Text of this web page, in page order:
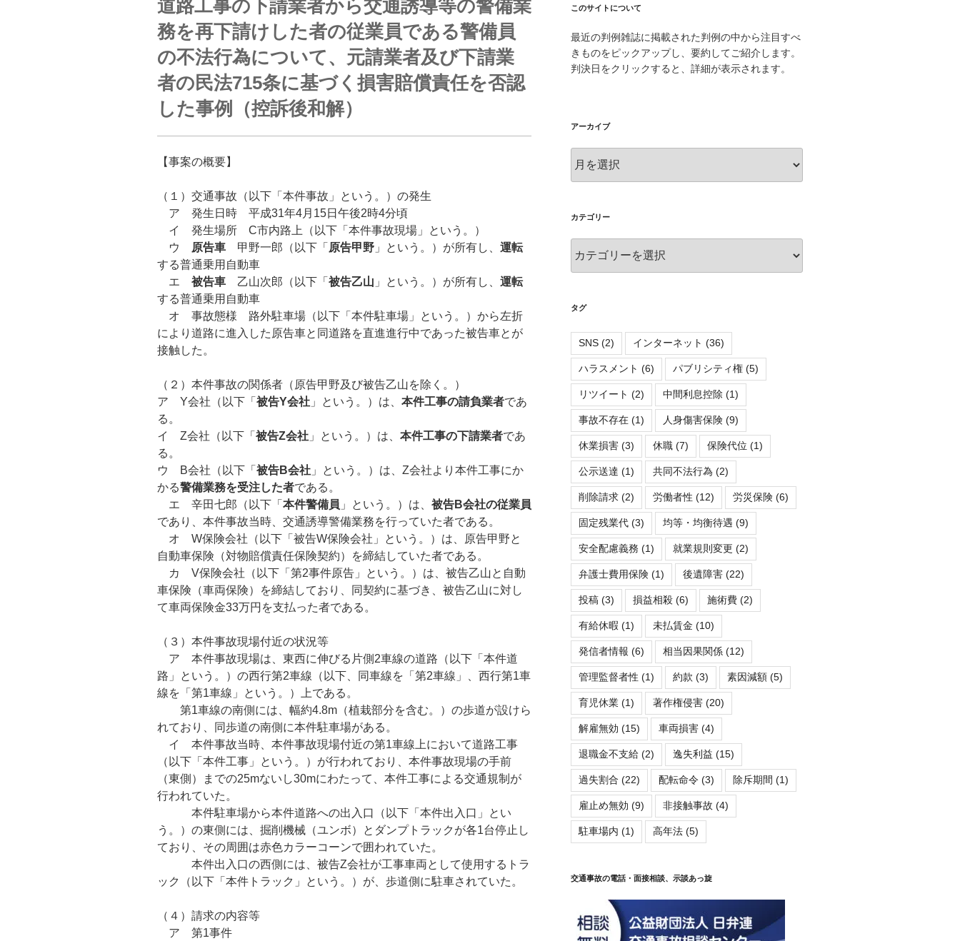
道路工事の下請業者から交通誘導等の警備業
務を再下請けした者の従業員である警備員
の不法行為について、元請業者及び下請業
者の民法715条に基づく損害賠償責任を否認
した事例（控訴後和解）
【事案の概要】
（１）交通事故（以下「本件事故」という。）の発生
ア 発生日時 平成31年4月15日午後2時4分頃
イ 発生場所 C市内路上（以下「本件事故現場」という。）
ウ
原告車 甲野一郎（以下「 原告甲野 」という。）が所有し、 運転
する普通乗用自動車
エ 被告車 乙山次郎（以下「 被告乙山 」という。）が所有し、 運転
する普通乗用自動車
オ 事故態様 路外駐車場（以下「本件駐車場」という。）から左折
により道路に進入した原告車と同道路を直進進行中であった被告車とが
接触した。
（２）本件事故の関係者（原告甲野及び被告乙山を除く。）
ア Y会社（以下「 被告Y会社 」という。）は、 本件工事の請負業者であ
る。
イ Z会社（以下「 被告Z会社 」という。）は、 本件工事の下請業者であ
る。
ウ B会社（以下「 被告B会社 」という。）は、Z会社より本件工事にか
かる警備業務を受注した者である。
エ 辛田七郎（以下「 本件警備員 」という。）は、 被告B会社の従業員
であり、本件事故当時、交通誘導警備業務を行っていた者である。
オ W保険会社（以下「被告W保険会社」という。）は、原告甲野と
自動車保険（対物賠償責任保険契約）を締結していた者である。
カ V保険会社（以下「第2事件原告」という。）は、被告乙山と自動
車保険（車両保険）を締結しており、同契約に基づき、被告乙山に対し
て車両保険金33万円を支払った者である。
（３）本件事故現場付近の状況等
ア 本件事故現場は、東西に伸びる片側2車線の道路（以下「本件道
路」という。）の西行第2車線（以下、同車線を「第2車線」、西行第1車
線を「第1車線」という。）上である。
第1車線の南側には、幅約4.8m（植栽部分を含む。）の歩道が設けら
れており、同歩道の南側に本件駐車場がある。
イ 本件事故当時、本件事故現場付近の第1車線上において道路工事
（以下「本件工事」という。）が行われており、本件事故現場の手前
（東側）までの25mないし30mにわたって、本件工事による交通規制が
行われていた。
本件駐車場から本件道路への出入口（以下「本件出入口」とい
う。）の東側には、掘削機械（ユンボ）とダンプトラックが各1台停止し
ており、その周囲は赤色カラーコーンで囲われていた。
本件出入口の西側には、被告Z会社が工事車両として使用するトラ
ック（以下「本件トラック」という。）が、歩道側に駐車されていた。
（４）請求の内容等
ア 第1事件
このサイトについて
最近の判例雑誌に掲載された判例の中から注目すべ
きものをピックアップし、要約してご紹介します。
判決日をクリックすると、詳細が表示されます。
アーカイブ
ー
ブ
カテゴリー
テ
ー
タグ
SNS(2) インターネット (36)
ハラスメント (6) パブリシティ権(5)
リツイート (2) 中間利息控除 (1)
事故不存在(1) 人身傷害保険(9)
休業損害(3) 休職(7) 保険代位 (1)
公示送達 (1) 共同不法行為 (2)
削除請求(2) 労働者性 (12) 労災保険(6)
固定残業代(3) 均等・均衡待遇 (9)
安全配慮義務 (1) 就業規則変更 (2)
弁護士費用保険(1) 後遺障害(22)
投稿(3) 損益相殺(6) 施術費(2)
有給休暇 (1) 未払賃金 (10)
発信者情報 (6) 相当因果関係(12)
管理監督者性 (1) 約款 (3) 素因減額(5)
育児休業(1) 著作権侵害(20)
解雇無効 (15) 車両損害(4)
退職金不支給(2) 逸失利益 (15)
過失割合 (22) 配転命令(3) 除斥期間 (1)
雇止め無効 (9) 非接触事故 (4)
駐車場内 (1) 高年法(5)
交通事故の電話・面接相談、示談あっ旋